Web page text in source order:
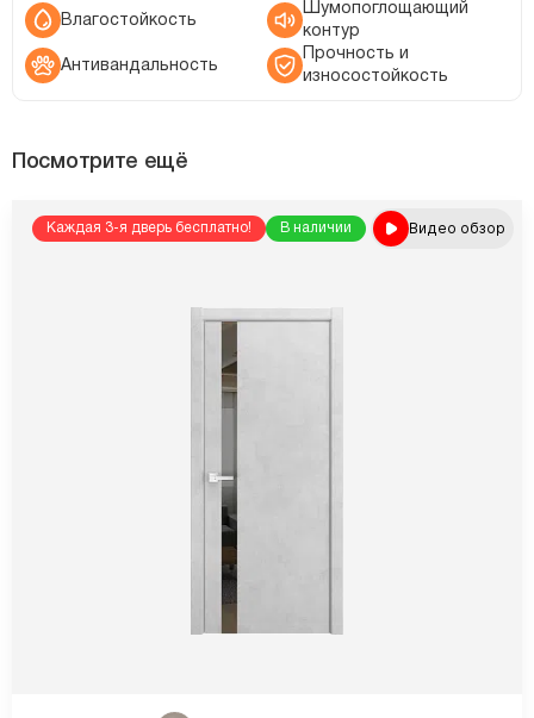
Влагостойкость
Шумопоглощающий
контур
Антивандальность
Прочность и
износостойкость
Посмотрите ещё
Каждая 3-я дверь бесплатно! В наличии Видео обзор